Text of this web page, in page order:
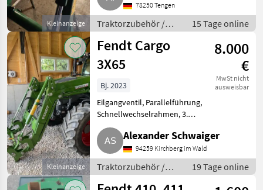
Kleinanzeige
Frontlader 78250 Tengen
Traktorzubehör /
Frontlader
15 Tage online
Kleinanzeige
Fendt Cargo
3X65
8.000
€
MwSt nicht
ausweisbar
Bj. 2023
Eilgangventil, Parallelführung,
Schnellwechselrahmen, 3.
Steuerkreis Verkaufe Fendt
Cargo 3X65, Bj. 2023, 3. Kreis.
Keine MwSt. ausweisbar.
Traktorzubehör Frontlader
Alexander Schwaiger
94259 Kirchberg im Wald
Traktorzubehör /
Frontlader
19 Tage online